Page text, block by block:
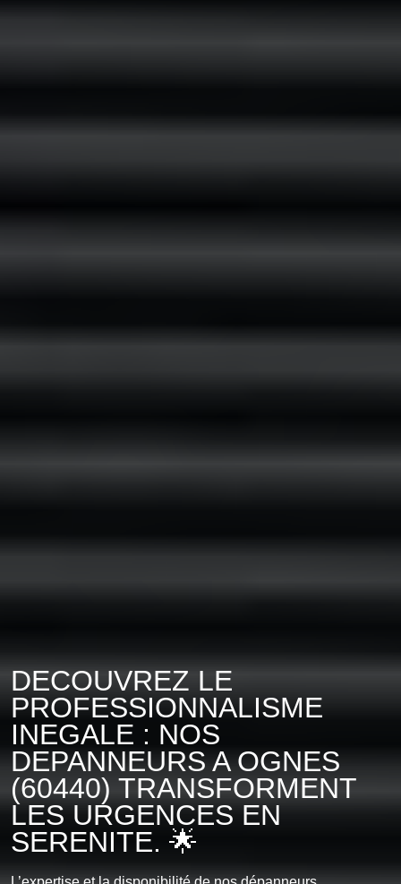
DECOUVREZ LE
PROFESSIONNALISME
INEGALE : NOS
DEPANNEURS A OGNES
(60440) TRANSFORMENT
LES URGENCES EN
SERENITE. 🌟